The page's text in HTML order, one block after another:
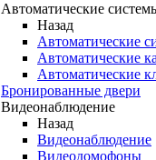
Автоматические
Назад
Автоматические
Автоматические
Автоматические
Бронированные двери
Видеонаблюдение
Назад
Видеонаблюдение
Видеодомофоны